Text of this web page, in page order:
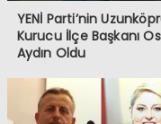
YENİ Parti’nin
Kurucu İlçe Başkanı
Aydın Oldu